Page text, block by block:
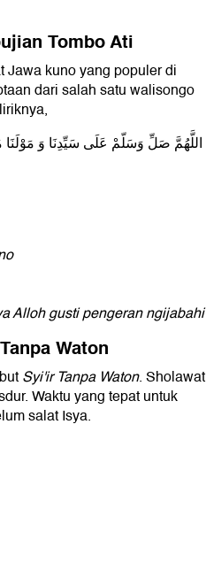
Tombo Ati
kuno yang populer di
dari salah satu walisongo
اللَّهُمَّ صَلِّ وَسَلّمْ عَلَى سَيِّدِنَا وَ مَوْلَنَا
Alloh gusti pengeran ngijabahi
Waton
Syi'ir Tanpa Waton. Sholawat
Waktu yang tepat untuk
salat Isya.